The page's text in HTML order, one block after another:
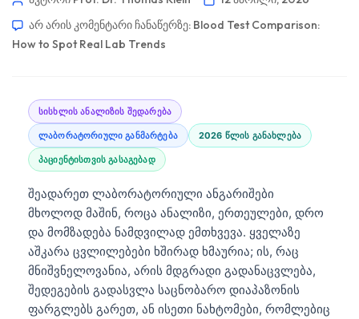
არ არის კომენტარი ჩანაწერზე: Blood Test Comparison:
How to Spot Real Lab Trends
სისხლის ანალიზის შედარება
ლაბორატორიული განმარტება 2026 წლის განახლება
პაციენტისთვის გასაგებად
შეადარეთ ლაბორატორიული ანგარიშები
მხოლოდ მაშინ, როცა ანალიზი, ერთეულები, დრო
და მომზადება ნამდვილად ემთხვევა. ყველაზე
აშკარა ცვლილებები ხშირად ხმაურია; ის, რაც
მნიშვნელოვანია, არის მდგრადი გადანაცვლება,
შედეგების გადასვლა საცნობარო დიაპაზონის
ფარგლებს გარეთ, ან ისეთი ნახტომები, რომლებიც